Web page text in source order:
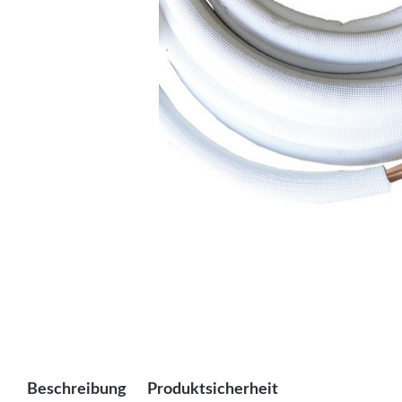
Beschreibung Produktsicherheit